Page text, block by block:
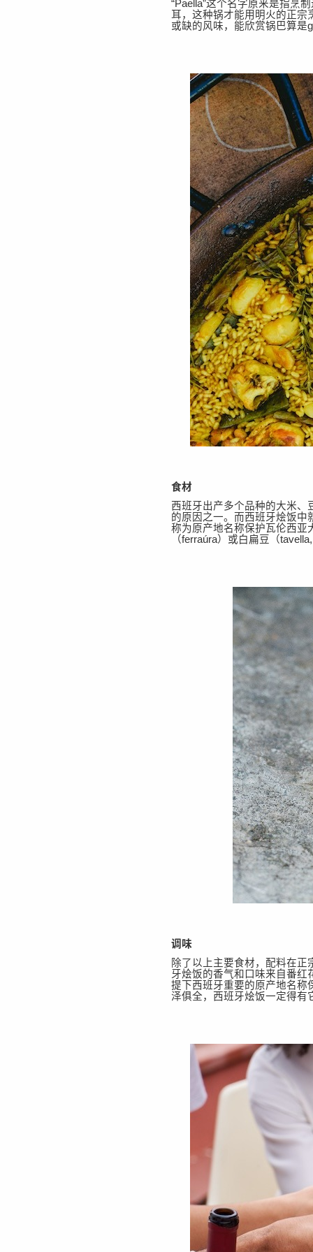
“Paella”这个名字原来是指烹
耳，这种锅才能用明火的正宗
或缺的风味，能欣赏锅巴算是
食材
西班牙出产多个品种的大米、
的原因之一。而西班牙烩饭中
称为原产地名称保护瓦伦西亚
（ferraúra） 或白扁豆（
调味
除了以上主要食材，配料在
牙烩饭的香气和口味来自番红
提下西班牙重要的原产地名称
泽俱全，西班牙烩饭一定得有